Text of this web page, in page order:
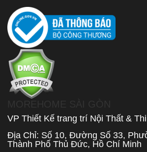
VP Thiết Kế trang trí Nội Thất &
Địa Chỉ: Số 10, Đường Số 33,
Thành Phố Thủ Đức, Hồ Chí Minh